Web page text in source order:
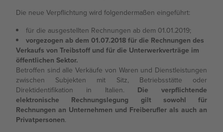
Presse
Die neue Verpflichtung wird folgendermaßen eingeführt:
für die ausgestellten Rechnungen ab dem 01.01.2019;
vorgezogen ab dem 01.07.2018 für die Rechnungen des
Verkaufs von Treibstoff und für die Unterwerkverträge im
öffentlichen Sektor.
Betroffen sind alle Verkäufe von Waren und Dienstleistungen
zwischen Subjekten mit Sitz, Betriebsstätte oder
Direktidentifikation in Italien. Die verpflichtende
elektronische Rechnungslegung gilt sowohl für
Rechnungen an Unternehmen und Freiberufler als auch an
Privatpersonen.